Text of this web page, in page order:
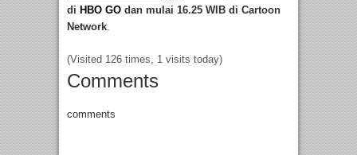
di HBO GO dan mulai 16.25 WIB di Cartoon
Network
(Visited 126 times, 1 visits today)
Comments
comments